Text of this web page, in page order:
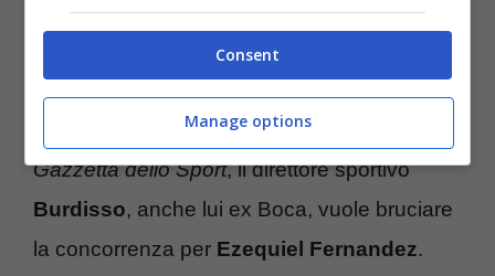
Non a caso, infatti, adesso è la
Xeinezes. Stando a quanto raccontato dalla
Gazzetta dello Sport, il direttore sportivo
Burdisso, anche lui ex Boca, vuole bruciare
la concorrenza per Ezequiel Fernandez.
Consent
Manage options